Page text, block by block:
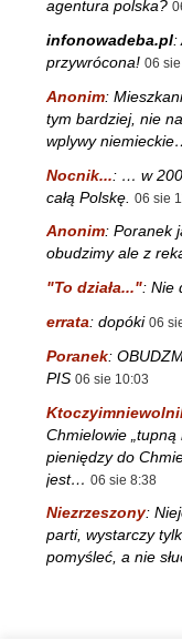
agentura polska?
infonowadeba.pl:
przywrócona! 06
Anonim:
tym bardziej, nie
wplywy
Nocnik...: … w
całą Polskę. 06 sie
Anonim: Poranek
obudzimy ale z
"To działa...": Nie
errata: dopóki 06
Poranek:
PIS 06 sie 10:03
Chmielowie
pieniędzy do
jest… 06 sie 8:38
Niezrzeszony:
parti, wystarczy
pomyśleć, a nie